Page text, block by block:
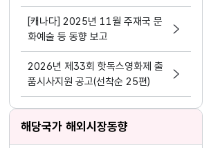
글로벌 쇼케이스 인 캐나다) 참가기
업 모집 공고
[캐나다] 2025년 11월 주재국 문
화예술 등 동향 보고
2026년 제33회 핫독스영화제 출
품시사지원 공고(선착순 25편)
해당국가 해외시장동향